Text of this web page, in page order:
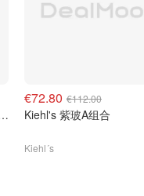
面霜50ml+150ml补充装
€72.80 €112.00
Kiehl's 紫玻A组合
Kiehl´s